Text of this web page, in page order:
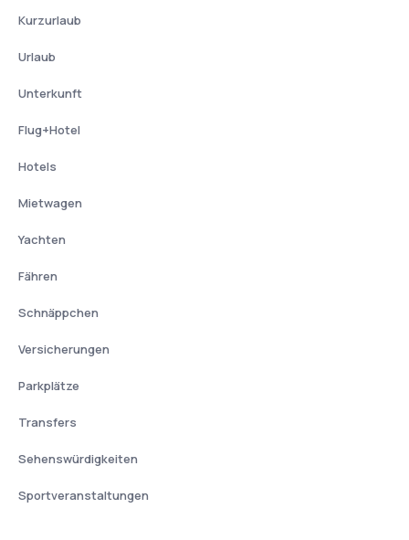
Kurzurlaub
Urlaub
Unterkunft
Flug+Hotel
Hotels
Mietwagen
Yachten
Fähren
Schnäppchen
Versicherungen
Parkplätze
Transfers
Sehenswürdigkeiten
Sportveranstaltungen